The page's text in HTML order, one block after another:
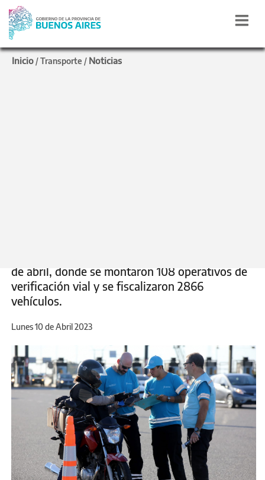
Inicio /Transporte / Noticias
de abril, donde se montaron 108 operativos de
verificación vial y se fiscalizaron 2866
vehículos.
Lunes 10 de Abril 2023